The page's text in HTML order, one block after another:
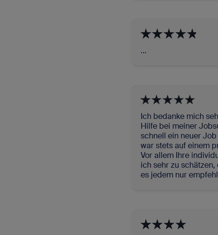
...
Ich bedanke mich
Hilfe bei meiner
schnell ein neuer
war stets auf einem
Vor allem Ihre
ich sehr zu
es jedem nur